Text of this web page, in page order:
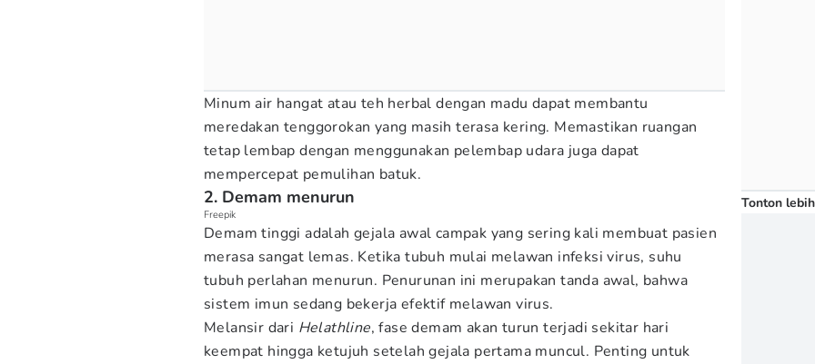
Minum air hangat atau teh herbal dengan madu dapat membantu
meredakan tenggorokan yang masih terasa kering. Memastikan ruangan
tetap lembap dengan menggunakan pelembap udara juga dapat
mempercepat pemulihan batuk.
2. Demam menurun
Freepik
Demam tinggi adalah gejala awal campak yang sering kali membuat pasien
merasa sangat lemas. Ketika tubuh mulai melawan infeksi virus, suhu
tubuh perlahan menurun. Penurunan ini merupakan tanda awal, bahwa
sistem imun sedang bekerja efektif melawan virus.
Melansir dari Helathline, fase demam akan turun terjadi sekitar hari
keempat hingga ketujuh setelah gejala pertama muncul. Penting untuk
Tonton